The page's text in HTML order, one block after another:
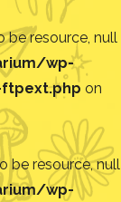
be resource, null
wp-
on
be resource, null
wp-